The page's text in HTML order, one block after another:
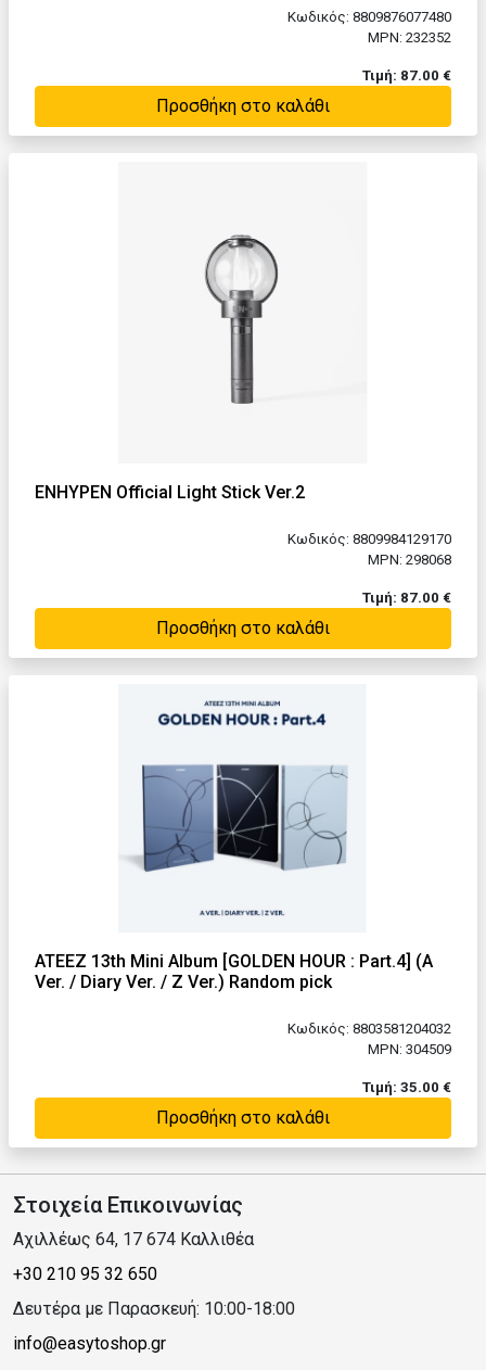
Κωδικός: 8809876077480
MPN: 232352
Τιμή: 87.00 €
Προσθήκη στο καλάθι
ENHYPEN Official Light Stick Ver.2
Κωδικός: 8809984129170
MPN: 298068
Τιμή: 87.00 €
Προσθήκη στο καλάθι
ATEEZ 13th Mini Album [GOLDEN HOUR : Part.4] (A
Ver. / Diary Ver. / Z Ver.) Random pick
Κωδικός: 8803581204032
MPN: 304509
Τιμή: 35.00 €
Προσθήκη στο καλάθι
Στοιχεία Επικοινωνίας
Αχιλλέως 64, 17 674 Καλλιθέα
+30 210 95 32 650
Δευτέρα με Παρασκευή: 10:00-18:00
info@easytoshop.gr